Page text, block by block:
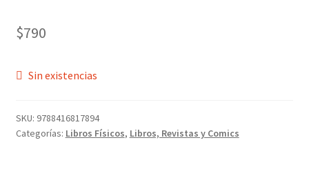
novedades
$790
Sin existencias
SKU: 9788416817894
Categorías: Libros Físicos, Libros, Revistas y Comics